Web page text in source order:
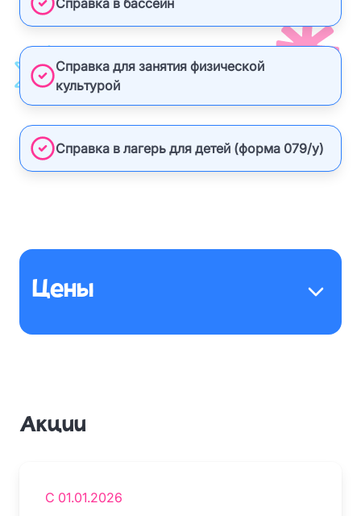
Справка в бассейн
Справка для занятия физической
культурой
Справка в лагерь для детей (форма 079/у)
Цены
Акции
С 01.01.2026